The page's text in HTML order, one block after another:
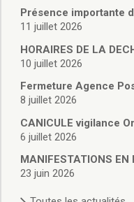
Plan Local
Actes d’état
Budget de
Conseils
Déliberations
Délibérations
Délibérations
Délibérations
Présence importante
11 juillet 2026
HORAIRES DE LA
10 juillet 2026
Fermeture Agence
8 juillet 2026
CANICULE vigilance
6 juillet 2026
MANIFESTATIONS EN
23 juin 2026